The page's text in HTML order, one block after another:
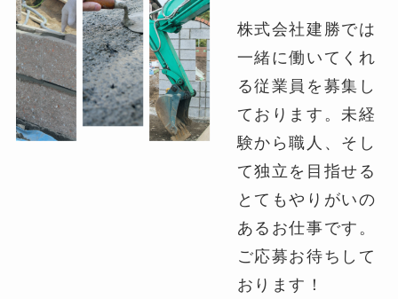
株式会社建勝では
一緒に働いてくれ
る従業員を募集し
ております。未経
験から職人、そし
て独立を目指せる
とてもやりがいの
あるお仕事です。
ご応募お待ちして
おります！